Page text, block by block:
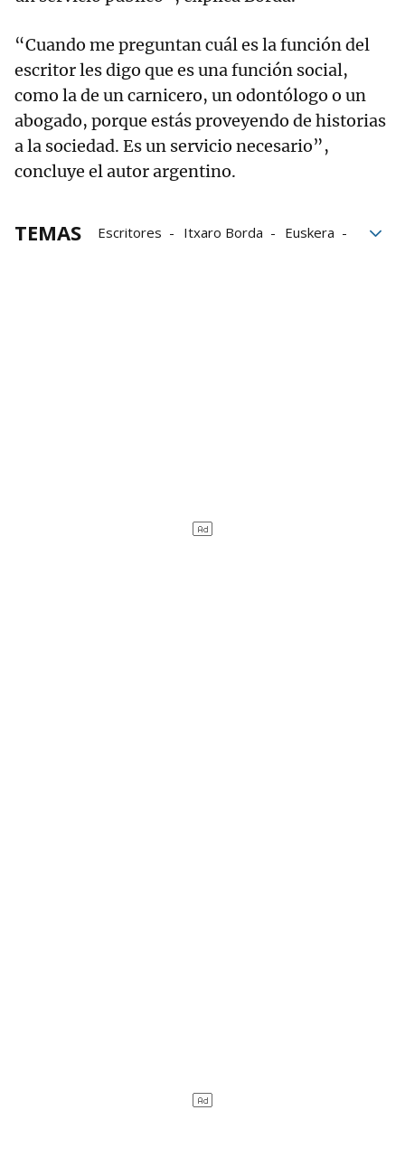
“Cuando me preguntan cuál es la función del
escritor les digo que es una función social,
como la de un carnicero, un odontólogo o un
abogado, porque estás proveyendo de historias
a la sociedad. Es un servicio necesario”,
concluye el autor argentino.
TEMAS Escritores Itxaro Borda
Euskera